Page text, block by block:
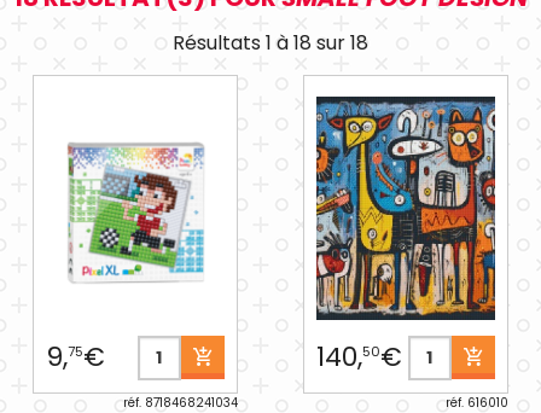
Résultats 1 à 18 sur 18
9,75€
réf. 8718468241034
140,50€
réf. 616010